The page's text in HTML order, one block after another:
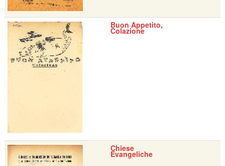
Buon Appetito,
Colazione
Chiese
Evangeliche